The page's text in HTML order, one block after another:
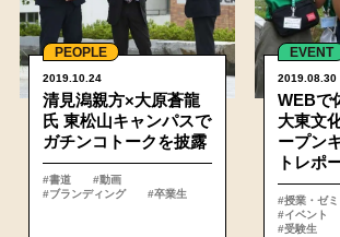
PEOPLE
2019.10.24
清見潟親方×大原蒼龍
氏 東松山キャンパスで
ガチンコトークを披露
#書道
#動画
#ブランディング
#卒業生
EVENT
2019.08.30
WEBで
大東文
ープン
トレポ
#授業・ゼミ
#イベント
#受験生